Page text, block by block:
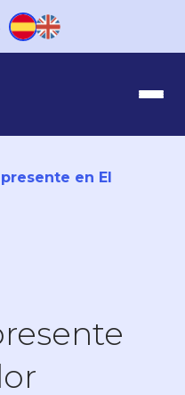
en El